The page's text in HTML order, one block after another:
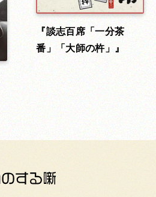
談志百席「一分茶
番」「大師の杵」